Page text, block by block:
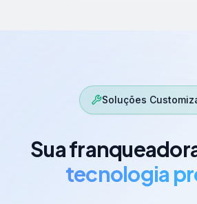
Soluções
Sua
tecnologia